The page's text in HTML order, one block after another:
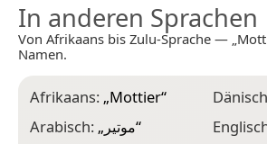
In anderen Sprachen
Von Afrikaans bis Zulu-Sprache —
Namen.
Afrikaans: „Mottier“
Arabisch: „ موتير“